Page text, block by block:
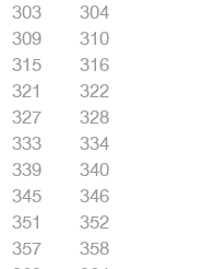
303
304
309
310
315
316
321
322
327
328
333
334
339
340
345
346
351
352
357
358